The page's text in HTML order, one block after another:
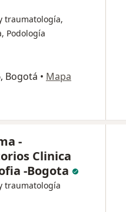
traumatología,
Podología
Bogotá • Mapa
-
Clinica
-Bogota
traumatología